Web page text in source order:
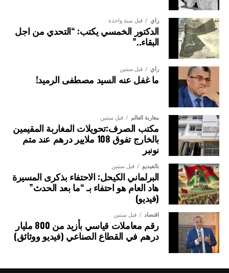
رأي قبل سنة واحدة
الدكتور الخمسي يكتب: “التحدي من اجل
البقاء..”
رأي قبل سنتين
ما غفل عنه السيد مصطفى الرميد!
مغاربة العالم قبل سنتين
مكتب الصرف:تحويلات المغاربة المقيمين
بالخارج تفوق 108 ملايير درهم عند متم
نونبر
بالفيديو قبل سنتين
البرلماني الكيحل: الاحتفاء بذكرى المسيرة
هاد العام هو احتفاء بـ “ما بعد الحدث”
(فيديو)
اقتصاد قبل سنتين
رقم معاملات قياسي بأزيد من 800 مليار
درهم في القطاع الصناعي (فيديو ووثائق)